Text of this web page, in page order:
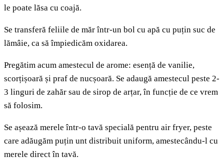
le poate lăsa cu coajă.
Se transferă feliile de măr într-un bol cu apă cu puțin suc de
lămâie, ca să împiedicăm oxidarea.
Pregătim acum amestecul de arome: esență de vanilie,
scorțișoară și praf de nucșoară. Se adaugă amestecul peste 2-
3 linguri de zahăr sau de sirop de arțar, în funcție de ce vrem
să folosim.
Se așează merele într-o tavă specială pentru air fryer, peste
care adăugăm puțin unt distribuit uniform, amestecându-l cu
merele direct în tavă.